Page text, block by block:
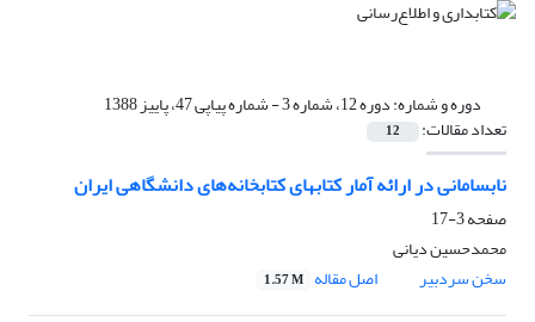
دوره و شماره:دوره 12، شماره 3 - شماره پیاپی 47، پاییز 1388
تعداد مقالات: 12
نابسامانی در ارائه آمار کتابهای کتابخانه‌های دانشگاهی ایران
صفحه3-17
محمدحسین دیانی
سخن سردبیر
اصل مقاله 1.57 M